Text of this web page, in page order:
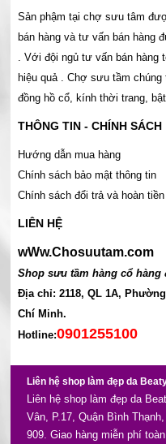
Liên hệ shop làm đẹp da
Liên hệ shop làm đẹp da
Vân, P.17, Quận Bình
909. Giao hàng miễn phí
Sản phậm tại chợ sưu tâm
bán hàng và tư vấn bán hàng
. Với đội ngủ tư vấn bán
hiệu quả . Chợ sưu tầm chúng
đồng hồ cổ, kính thời trang,
THÔNG TIN - CHÍNH SÁCH
Hướng dẫn mua hàng
Chính sách bảo mật thông tin
Chính sách đổi trả và hoàn tiền
LIÊN HỆ
wWw.Chosuutam.com
Shop sưu tầm hàng cổ hàng
Địa chỉ: 2118, QL 1A,
Chí Minh.
Hotline:0901255100